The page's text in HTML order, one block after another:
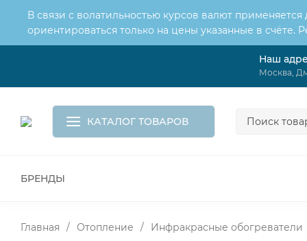
В связи с волатильностью курсов валют
ориентироваться только на цены указанные в счёте.
Наш
Москва,
КАТАЛОГ ТОВАРОВ
БРЕНДЫ
Главная / Отопление / Инфракрасные обогреватели